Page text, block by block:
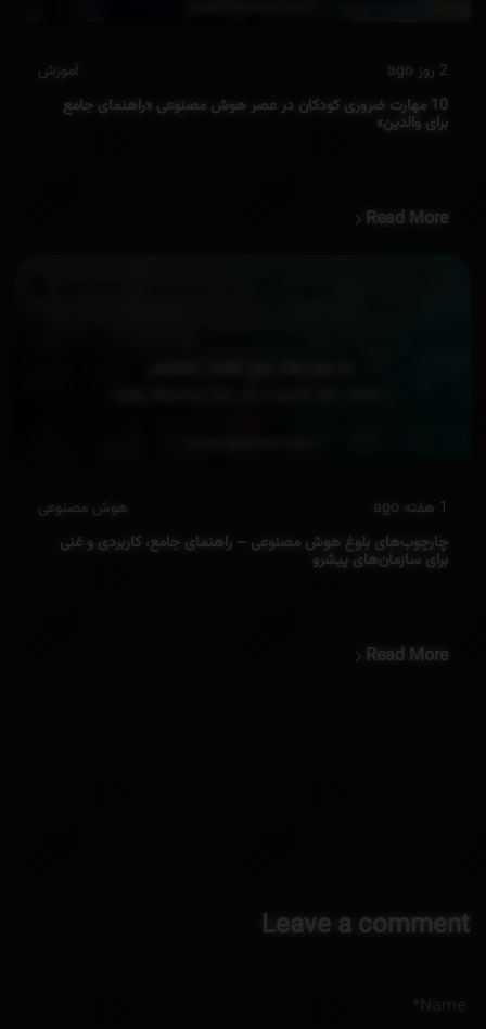
2 روز ago
آموزش
10 مهارت‌ ضروری کودکان در عصر هوش مصنوعی «راهنمای جامع
برای والدین»
Read More
1 هفته ago
هوش مصنوعی
چارچوب‌های بلوغ هوش مصنوعی – راهنمای جامع، کاربردی و غنی
برای سازمان‌های پیشرو
Read More
Leave a comment